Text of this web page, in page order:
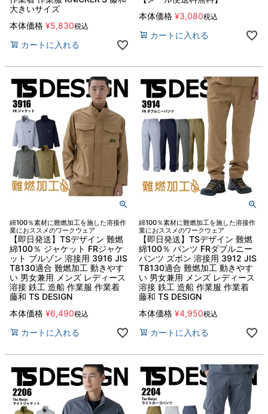
大きいサイズ
本体価格 ¥5,830税込
カートに入れる
本体価格 ¥3,080税込
カートに入れる
綿100％素材に難燃加工を施した溶接作
業におススメのワークウェア
【即日発送】TSデザイン 難燃
綿100％ ジャケット FRジャケ
ット ブルゾン 溶接用 3916 JIS
T8130適合 難燃加工 動きやす
い 男女兼用 メンズ レディース
溶接 鉄工 造船 作業服 作業着
藤和 TS DESIGN
本体価格 ¥6,490税込
カートに入れる
綿100％素材に難燃加工を施した溶接作
業におススメのワークウェア
【即日発送】TSデザイン 難燃
綿100％ パンツ FRダブルニー
パンツ ズボン 溶接用 3912 JIS
T8130適合 難燃加工 動きやす
い 男女兼用 メンズ レディース
溶接 鉄工 造船 作業服 作業着
藤和 TS DESIGN
本体価格 ¥4,950税込
カートに入れる